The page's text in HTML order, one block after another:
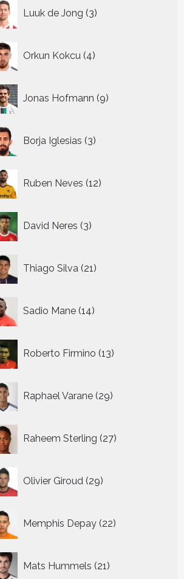
Luuk de Jong 3
producten
Orkun Kokcu 4
producten
Jonas Hofmann 9
producten
Borja Iglesias 3
producten
Ruben Neves 12
producten
David Neres 3
producten
Thiago Silva 21
producten
Sadio Mane 14
producten
Roberto Firmino 13
producten
Raphael Varane 29
producten
Raheem Sterling 27
producten
Olivier Giroud 29
producten
Memphis Depay 22
producten
Mats Hummels 21
producten